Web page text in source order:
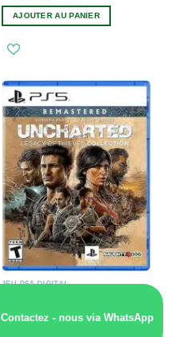
AJOUTER AU PANIER
JEU PS5 DIGITAL
25000CFA
Contactez - nous via WhatsApp